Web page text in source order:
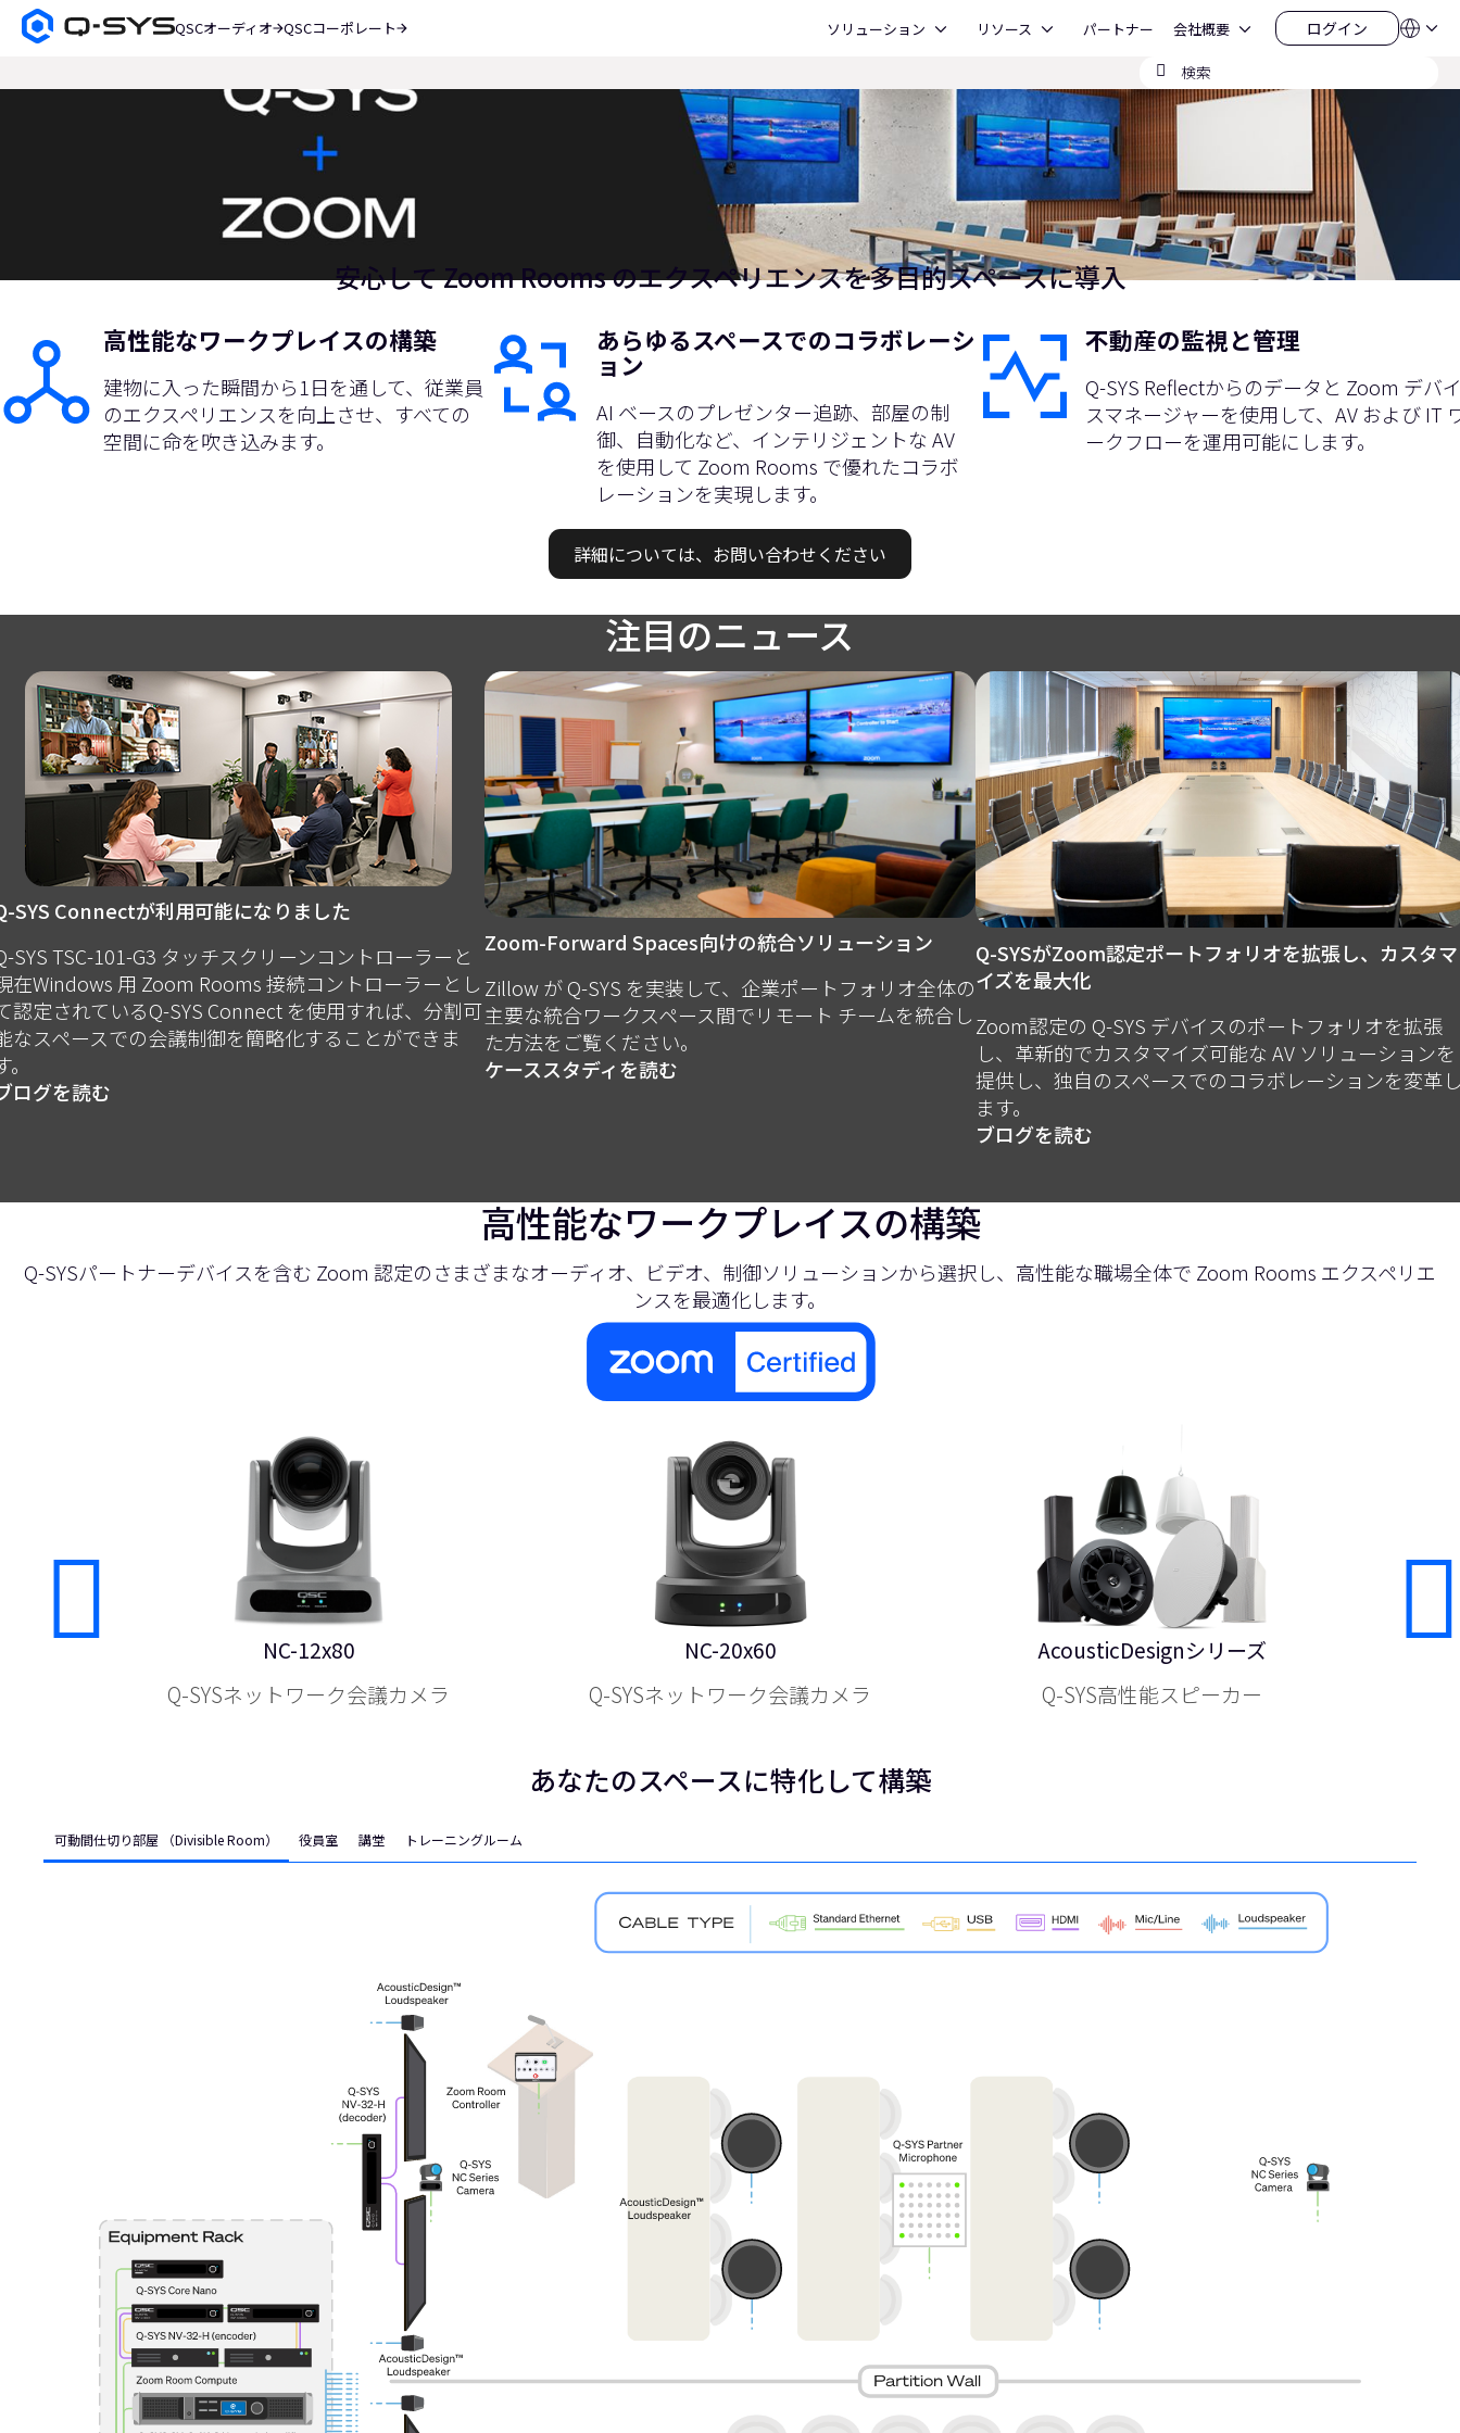
Q-
ー
ム
ジ
QSCオーディオ QSCコーポレート ソリューション Open ソリューション リソース Open リソース パートナー 会社概要 Open 会社概要 ログイン
ロ
グ
ン
言
India (English)
Deutsch
한국어
China (中文)
検
索
の
ド：
安心して Zoom Rooms のエクスペリエンスを多目的スペースに導入
高性能なワークプレイスの構築
建物に入った瞬間から1日を通して、従業員
のエクスペリエンスを向上させ、すべての
空間に命を吹き込みます。
あらゆるスペースでのコラボレーシ
ョン
AI ベースのプレゼンター追跡、部屋の制
御、自動化など、インテリジェントな AV
を使用して Zoom Rooms で優れたコラボ
レーションを実現します。​ ​
不動産の監視と管理
Q-SYS Reflectからのデータと Zoom デバ
スマネージャーを使用して、AV および IT
ークフローを運用可能にします。
詳細については、お問い合わせください
注目のニュース
SYS Connectが利用可能になりました
SYS TSC-101-G3 タッチスクリーンコントローラーと
在Windows 用 Zoom Rooms 接続コントローラーとし
認定されているQ-SYS Connect を使用すれば、分割可
なスペースでの会議制御を簡略化することができま
。
ログを読む
Zoom-Forward Spaces向けの統合ソリューション
Zillow が Q-SYS を実装して、企業ポートフォリオ全体の
主要な統合ワークスペース間でリモート チームを統合し
た方法をご覧ください。
ケーススタディを読む
Q-SYSがZoom認定ポートフォリオを拡張し、カスタマ
イズを最大化
Zoom認定の Q-SYS デバイスのポートフォリオを拡張
し、革新的でカスタマイズ可能な AV ソリューションを
提供し、独自のスペースでのコラボレーションを変革
ます。
ブログを読む
高性能なワークプレイスの構築
Q-SYSパートナーデバイスを含む Zoom 認定のさまざまなオーディオ、ビデオ、制御ソリューションから選択し、高性能な職場全体で Zoom Rooms エクスペリエ
ンスを最適化します。
NC-12x80
Q-SYSネットワーク会議カメラ
NC-20x60
Q-SYSネットワーク会議カメラ
AcousticDesignシリーズ
Q-SYS高性能スピーカー
あなたのスペースに特化して構築
可動間仕切り部屋 （Divisible Room） 役員室 講堂 トレーニングルーム